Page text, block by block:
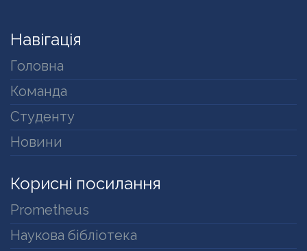
Навігація
Головна
Команда
Студенту
Новини
Корисні посилання
Prometheus
Наукова бібліотека